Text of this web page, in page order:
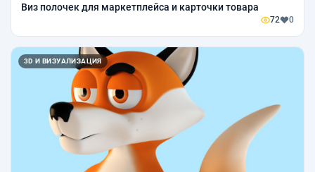
Виз полочек для маркетплейса и карточки товара
72 0
3D И ВИЗУАЛИЗАЦИЯ